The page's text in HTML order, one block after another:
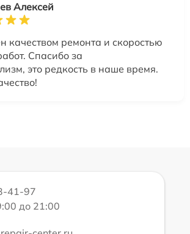
Алексей
качеством ремонта и скоростью
Спасибо за
это редкость в наше время.
41-97
до 21:00